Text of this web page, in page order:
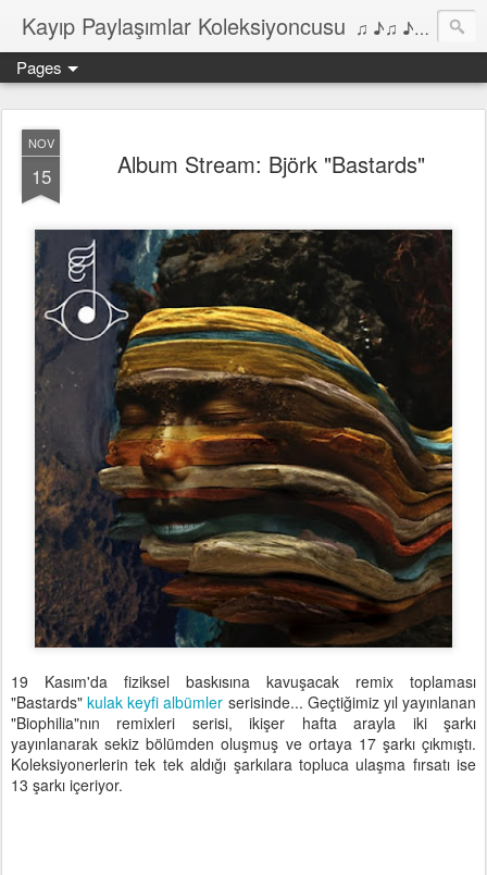
Kayıp Paylaşımlar Koleksiyoncusu ♫ ♪♫ ♪ ♫ ♪♫ ♪•♫♪ 2006'dan bu yana Film, Dizi, Müzik ve Kitaplar üzerine Yazılar Diyarı...
Pages
NOV
15 Album Stream: Björk "Bastards"
19 Kasım'da fiziksel baskısına kavuşacak remix toplaması
"Bastards"kulak keyfi albümler serisinde... Geçtiğimiz yıl yayınlanan
"Biophilia"nın remixleri serisi, ikişer hafta arayla iki şarkı
yayınlanarak sekiz bölümden oluşmuş ve ortaya 17 şarkı çıkmıştı.
Koleksiyonerlerin tek tek aldığı şarkılara topluca ulaşma fırsatı ise
13 şarkı içeriyor.